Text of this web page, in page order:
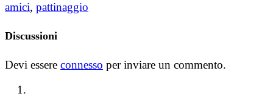
amici, pattinaggio
Discussioni
Devi essere connesso per inviare un commento.